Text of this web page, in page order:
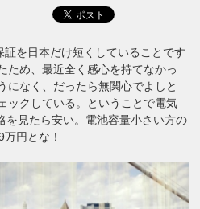
を日本だけ短くしていることです
ため、最近全く感心を持てなかっ
になく、だったら無関心でよしと
ックしている。ということで電気
を見たら安い。電池容量小さい方の
円とな！